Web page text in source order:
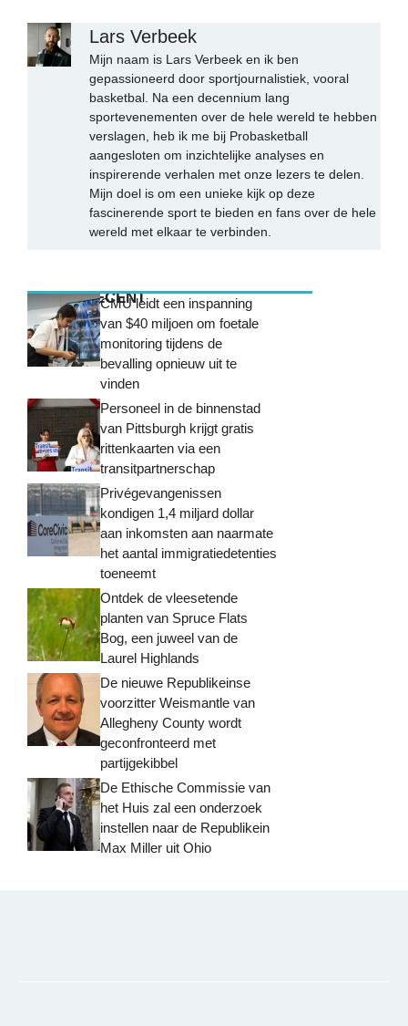
Lars Verbeek
Mijn naam is Lars Verbeek en ik ben
gepassioneerd door sportjournalistiek, vooral
basketbal. Na een decennium lang
sportevenementen over de hele wereld te hebben
verslagen, heb ik me bij Probasketball
aangesloten om inzichtelijke analyses en
inspirerende verhalen met onze lezers te delen.
Mijn doel is om een unieke kijk op deze
fascinerende sport te bieden en fans over de hele
wereld met elkaar te verbinden.
MEEST RECENTCMU leidt een inspanning
van $40 miljoen om foetale
monitoring tijdens de
bevalling opnieuw uit te
vinden
Personeel in de binnenstad
van Pittsburgh krijgt gratis
rittenkaarten via een
transitpartnerschap
Privégevangenissen
kondigen 1,4 miljard dollar
aan inkomsten aan naarmate
het aantal immigratiedetenties
toeneemt
Ontdek de vleesetende
planten van Spruce Flats
Bog, een juweel van de
Laurel Highlands
De nieuwe Republikeinse
voorzitter Weismantle van
Allegheny County wordt
geconfronteerd met
partijgekibbel
De Ethische Commissie van
het Huis zal een onderzoek
instellen naar de Republikein
Max Miller uit Ohio